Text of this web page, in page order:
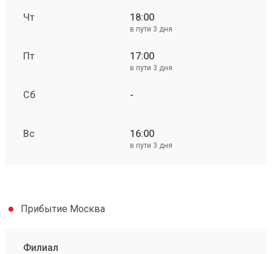
Чт 18:00
в пути 3 дня
Пт 17:00
в пути 3 дня
Сб -
Вс 16:00
в пути 3 дня
Прибытие Москва
Филиал